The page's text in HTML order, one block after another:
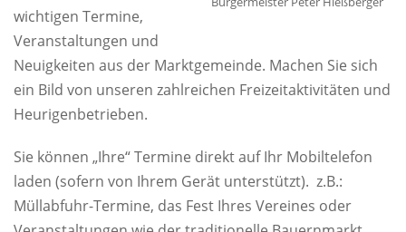
wichtigen Termine,
Veranstaltungen und
Neuigkeiten aus der Marktgemeinde. Machen Sie sich
ein Bild von unseren zahlreichen Freizeitaktivitäten und
Heurigenbetrieben.
Sie können „Ihre“ Termine direkt auf Ihr Mobiltelefon
laden (sofern von Ihrem Gerät unterstützt). z.B.:
Müllabfuhr-Termine, das Fest Ihres Vereines oder